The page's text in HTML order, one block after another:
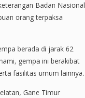
Badan Nasional
orang terpaksa
berada di jarak 62
gempa ini berakibat
fasilitas umum lainnya.
Gane Timur